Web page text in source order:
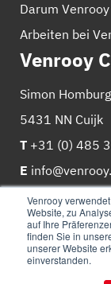
Venrooy
Website, zu
auf Ihre
finden Sie in
unserer Website
einverstanden.
Darum Venrooy
Arbeiten bei
Venrooy
Simon
5431 NN Cuijk
T +31 (0) 485
E
© 2026